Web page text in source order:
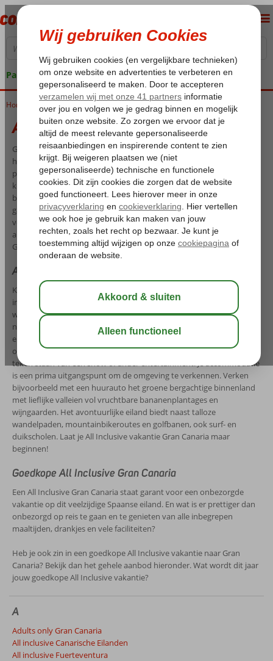
Pakketgarantie
Home All Inclusive Gran Canaria
All Inclusive Gran Canaria
Gegarandeerd lekker weer, zonnig met vaak een briesje, en dat het
hele jaar rond. Niet voor niets is Gran Canaria al tientallen jaren
populair onder Nederlandse vakantiegangers. Het subtropische
klimaat, de heerlijke zandstranden, de gezellige terrasjes, het
bruisende uitgaansleven en de vele watersportmogelijkheden staan
garant voor een vakantie vol plezier. En wat is er fijner dan volledig
verzorgd te verblijven in een All Inclusive resort en te genieten van
alle inbegrepen maaltijden, drankjes en vele faciliteiten? All Inclusive
Gran Canaria? Wij zeggen: Doen!
All Inclusive vakanties Gran Canaria
Kies voor een All Inclusive Gran Canaria en laat je lekker vertroetelen
in een drie- of viersterrenhotel. Ook fijn: je weet van tevoren precies
wat wel en niet inbegrepen is, zodat je aan het eind van je verblijf
niet voor verrassingen komt te staan. Meestal behoren ook een dag-
en avondprogramma tot het All Inclusive pakket. Overdag kun je je
op sportief gebied uitleven, terwijl een of meerder avonden in het
teken staan van een show of ander entertainment. Je accommodatie
is een prima uitgangspunt om de omgeving te verkennen. Verken
bijvoorbeeld met een huurauto het groene bergachtige binnenland
met lieflijke valleien vol vruchtbare bananenplantages en
wijngaarden. Het avontuurlijke eiland biedt naast talloze
wandelpaden, mountainbikeroutes en golfbanen, ook surf- en
duikscholen. Laat je All Inclusive vakantie Gran Canaria maar
beginnen!
Goedkope All Inclusive Gran Canaria
Een All Inclusive Gran Canaria staat garant voor een onbezorgde
vakantie op dit veelzijdige Spaanse eiland. En wat is er prettiger dan
onbezorgd op reis te gaan en te genieten van alle inbegrepen
maaltijden, drankjes en vele faciliteiten?
Heb je ook zin in een goedkope All Inclusive vakantie naar Gran
Canaria? Bekijk dan het gehele aanbod hieronder. Wat wordt dit jaar
jouw goedkope All Inclusive vakantie?
A
Adults only Gran Canaria
All inclusive Canarische Eilanden
All inclusive Fuerteventura